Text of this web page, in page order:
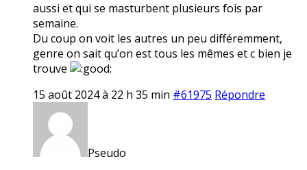
aussi et qui se masturbent plusieurs fois par
semaine.
Du coup on voit les autres un peu différemment,
genre on sait qu’on est tous les mêmes et c bien je
trouve
15 août 2024 à 22 h 35 min #61975 Répondre
Pseudo